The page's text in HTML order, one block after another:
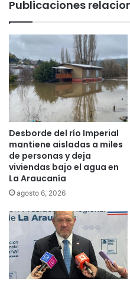
i
s
t
r
i
a
,
s
e
h
a
r
á
u
n
á
c
u
l
t
o
s
a
r
a
l
a
c
o
m
u
n
i
d
d
s
t
e
Publicaciones
Desborde del río Imperial
mantiene aisladas a miles
de personas y deja
viviendas bajo el agua en
La Araucanía
agosto 6, 2026